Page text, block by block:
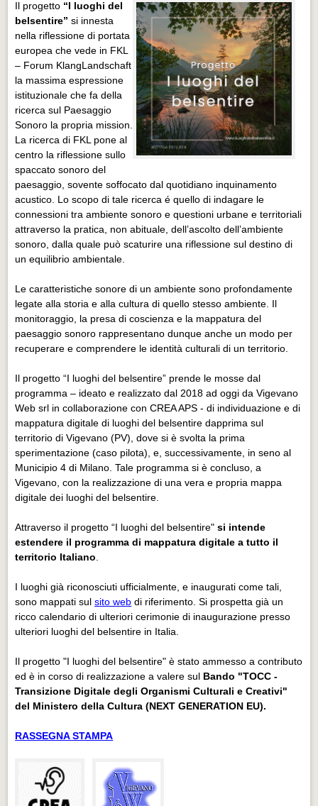
Il progetto “I luoghi del
belsentire” si innesta
nella riflessione di portata
europea che vede in FKL
– Forum KlangLandschaft
la massima espressione
istituzionale che fa della
ricerca sul Paesaggio
Sonoro la propria mission.
La ricerca di FKL pone al
centro la riflessione sullo
spaccato sonoro del
paesaggio, sovente soffocato dal quotidiano inquinamento
acustico. Lo scopo di tale ricerca é quello di indagare le
connessioni tra ambiente sonoro e questioni urbane e territoriali
attraverso la pratica, non abituale, dell’ascolto dell’ambiente
sonoro, dalla quale può scaturire una riflessione sul destino di
un equilibrio ambientale.
Le caratteristiche sonore di un ambiente sono profondamente
legate alla storia e alla cultura di quello stesso ambiente. Il
monitoraggio, la presa di coscienza e la mappatura del
paesaggio sonoro rappresentano dunque anche un modo per
recuperare e comprendere le identità culturali di un territorio.
Il progetto “I luoghi del belsentire” prende le mosse dal
programma – ideato e realizzato dal 2018 ad oggi da Vigevano
Web srl in collaborazione con CREA APS - di individuazione e di
mappatura digitale di luoghi del belsentire dapprima sul
territorio di Vigevano (PV), dove si è svolta la prima
sperimentazione (caso pilota), e, successivamente, in seno al
Municipio 4 di Milano. Tale programma si è concluso, a
Vigevano, con la realizzazione di una vera e propria mappa
digitale dei luoghi del belsentire.
Attraverso il progetto “I luoghi del belsentire"si intende
estendere il programma di mappatura digitale a tutto il
territorio Italiano
I luoghi già riconosciuti ufficialmente, e inaugurati come tali,
sono mappati sulsito web di riferimento. Si prospetta già un
ricco calendario di ulteriori cerimonie di inaugurazione presso
ulteriori luoghi del belsentire in Italia.
Il progetto "I luoghi del belsentire" è stato ammesso a contributo
ed è in corso di realizzazione a valere sul Bando "TOCC -
Transizione Digitale degli Organismi Culturali e Creativi"
del Ministero della Cultura (NEXT GENERATION EU).
RASSEGNA STAMPA